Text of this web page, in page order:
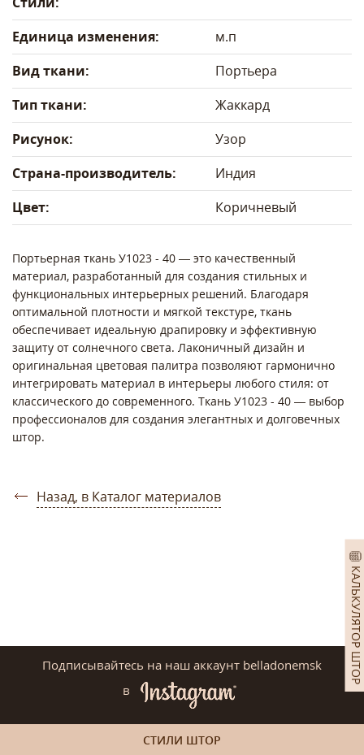
КАЛЬКУЛЯТОР ШТОР
Единица изменения:
м.п
Вид ткани:
Портьера
Тип ткани:
Жаккард
Рисунок:
Узор
Страна-производитель:
Индия
Цвет:
Коричневый
Портьерная ткань У1023 - 40 — это качественный
материал, разработанный для создания стильных и
функциональных интерьерных решений. Благодаря
оптимальной плотности и мягкой текстуре, ткань
обеспечивает идеальную драпировку и эффективную
защиту от солнечного света. Лаконичный дизайн и
оригинальная цветовая палитра позволяют гармонично
интегрировать материал в интерьеры любого стиля: от
классического до современного. Ткань У1023 - 40 — выбор
профессионалов для создания элегантных и долговечных
штор.
Назад, в Каталог материалов
Подписывайтесь на наш аккаунт belladonemsk
в
СТИЛИ ШТОР